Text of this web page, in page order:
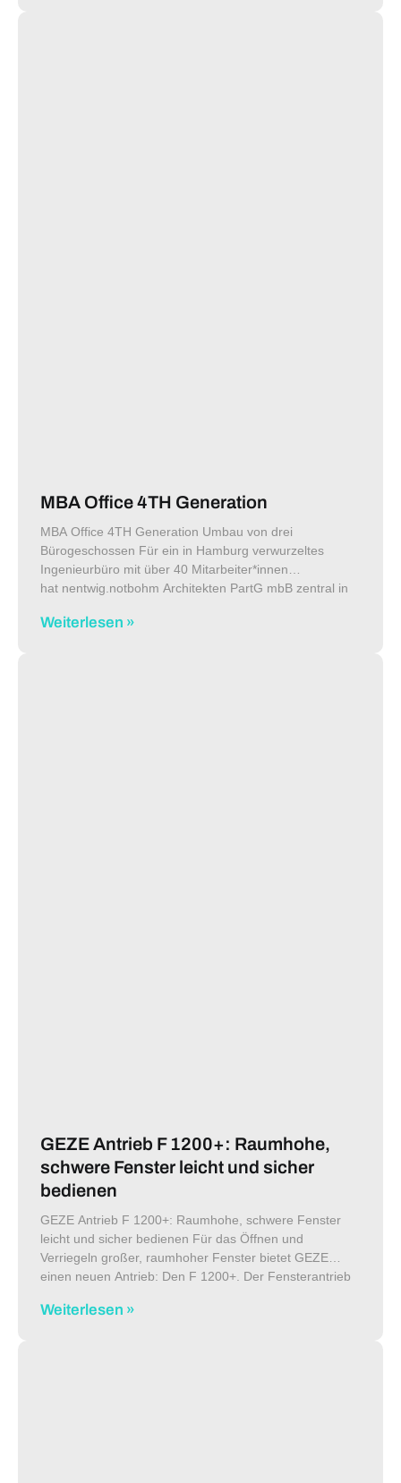
MBA Office 4TH Generation
MBA Office 4TH Generation Umbau von drei
Bürogeschossen Für ein in Hamburg verwurzeltes
Ingenieurbüro mit über 40 Mitarbeiter*innen
hat nentwig.notbohm Architekten PartG mbB zentral in
Renovierung und Zusammenlegung von drei
Weiterlesen »
GEZE Antrieb F 1200+: Raumhohe,
schwere Fenster leicht und sicher
bedienen
GEZE Antrieb F 1200+: Raumhohe, schwere Fenster
leicht und sicher bedienen Für das Öffnen und
Verriegeln großer, raumhoher Fenster bietet GEZE
einen neuen Antrieb: Den F 1200+. Der Fensterantrieb
Weiterlesen »